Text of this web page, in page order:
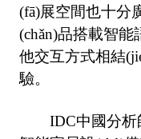
(fā)展空間也十分
(chǎn)品搭載智能
他交互方式相結
驗。
IDC中國分析